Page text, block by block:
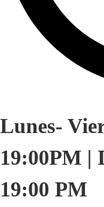
Lunes-
19:00PM |
19:00 PM